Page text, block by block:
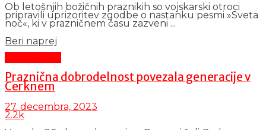
Ob letošnjih božičnih praznikih so vojskarski otroci
pripravili uprizoritev zgodbe o nastanku pesmi »Sveta
noč«, ki v prazničnem času zazveni ...
Beri naprej
Praznična dobrodelnost povezala generacije v
Cerknem
27. decembra, 2023
2.2k